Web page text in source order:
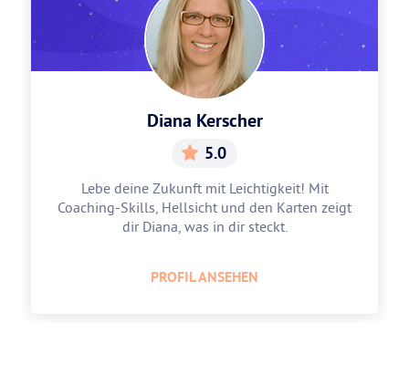
Diana Kerscher
5.0
Lebe deine Zukunft mit Leichtigkeit! Mit
Coaching-Skills, Hellsicht und den Karten zeigt
dir Diana, was in dir steckt.
PROFIL ANSEHEN